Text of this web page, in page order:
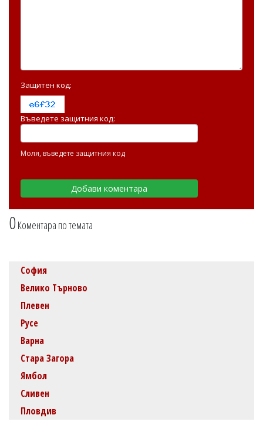
0Коментара по темата
Защитен код:
Въведете защитния код:
Моля, въведете защитния код
София
Велико Търново
Плевен
Русе
Варна
Стара Загора
Ямбол
Сливен
Пловдив